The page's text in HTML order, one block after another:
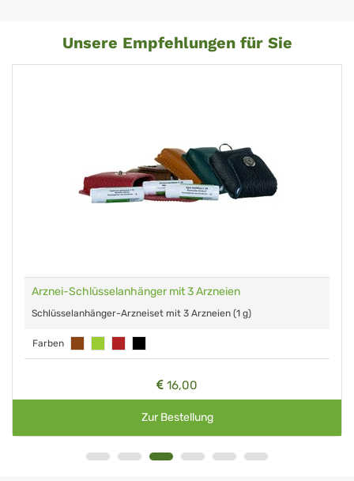
Unsere Empfehlungen für Sie
Arznei-Schlüsselanhänger mit 3 Arzneien
Schlüsselanhänger-Arzneiset mit 3 Arzneien (1 g)
Farben
16,00
Zur Bestellung